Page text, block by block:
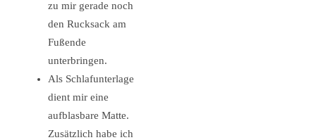
zu mir gerade noch
den Rucksack am
Fußende
unterbringen.
Als Schlafunterlage
dient mir eine
aufblasbare Matte.
Zusätzlich habe ich